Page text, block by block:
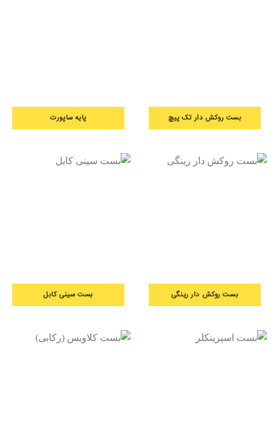
بست روکش دار تک پیچ پایه ساپورت
بست روکش دار رینگی بست سینی کابل